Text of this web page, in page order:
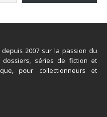
2007 sur la passion du
séries de fiction et
pour collectionneurs et